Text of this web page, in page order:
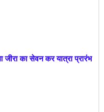
जीरा का सेवन कर यात्रा प्रारंभ